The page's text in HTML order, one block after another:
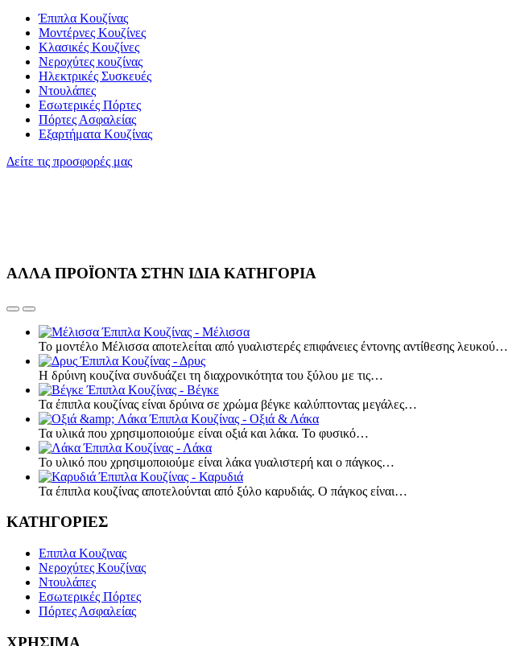
Έπιπλα Κουζίνας
Μοντέρνες Κουζίνες
Κλασικές Κουζίνες
Νεροχύτες κουζίνας
Ηλεκτρικές Συσκευές
Ντουλάπες
Εσωτερικές Πόρτες
Πόρτες Ασφαλείας
Εξαρτήματα Κουζίνας
Δείτε τις προσφορές μας
ΑΛΛΑ ΠΡΟΪΟΝΤΑ ΣΤΗΝ ΙΔΙΑ ΚΑΤΗΓΟΡΙΑ
Έπιπλα Κουζίνας - Μέλισσα
Το μοντέλο Μέλισσα αποτελείται από γυαλιστερές επιφάνειες έντονης αντίθεσης λευκού…
Έπιπλα Κουζίνας - Δρυς
Η δρύινη κουζίνα συνδυάζει τη διαχρονικότητα του ξύλου με τις…
Έπιπλα Κουζίνας - Βέγκε
Τα έπιπλα κουζίνας είναι δρύινα σε χρώμα βέγκε καλύπτοντας μεγάλες…
Έπιπλα Κουζίνας - Οξιά & Λάκα
Τα υλικά που χρησιμοποιούμε είναι οξιά και λάκα. Το φυσικό…
Έπιπλα Κουζίνας - Λάκα
Το υλικό που χρησιμοποιούμε είναι λάκα γυαλιστερή και ο πάγκος…
Έπιπλα Κουζίνας - Καρυδιά
Τα έπιπλα κουζίνας αποτελούνται από ξύλο καρυδιάς. Ο πάγκος είναι…
ΚΑΤΗΓΟΡΙΕΣ
Επιπλα Κουζινας
Νεροχύτες Κουζίνας
Ντουλάπες
Εσωτερικές Πόρτες
Πόρτες Ασφαλείας
ΧΡΗΣΙΜΑ